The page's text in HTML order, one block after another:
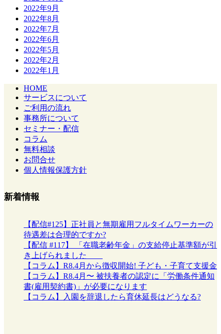
2022年9月
2022年8月
2022年7月
2022年6月
2022年5月
2022年2月
2022年1月
HOME
サービスについて
ご利用の流れ
事務所について
セミナー・配信
コラム
無料相談
お問合せ
個人情報保護方針
新着情報
【配信#125】正社員と無期雇用フルタイムワーカーの
待遇差は合理的ですか?
【配信 #117】 「在職老齢年金」の支給停止基準額が引
き上げられました
【コラム】R8.4月から徴収開始! 子ども・子育て支援金
【コラム】R8.4月〜 被扶養者の認定に「労働条件通知
書(雇用契約書)」が必要になります
【コラム】入園を辞退したら育休延長はどうなる?